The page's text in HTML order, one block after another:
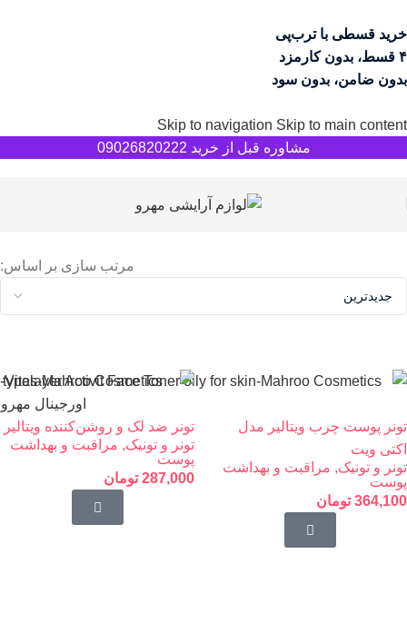
خرید قسطی با ترب‌پی
۴ قسط، بدون کارمزد
بدون ضامن، بدون سود
Skip to navigation Skip to main content
مشاوره قبل از خرید 09026820222
مرتب سازی بر اساس:
تونر پوست چرب ویتالیر مدل
اکتی ویت
تونر و تونیک, مراقبت و بهداشت
پوست
364,100 تومان
تونر ضد لک و روشن‌کننده ویتالیر
تونر و تونیک, مراقبت و بهداشت
پوست
287,000 تومان